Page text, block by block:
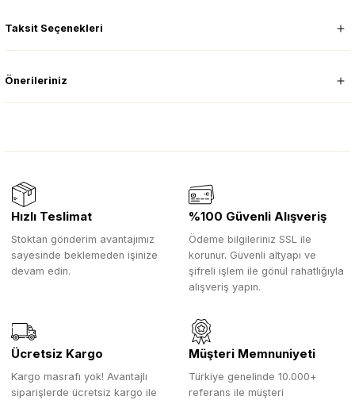
Taksit Seçenekleri
Önerileriniz
Hızlı Teslimat
Stoktan gönderim avantajımız
sayesinde beklemeden işinize
devam edin.
%100 Güvenli Alışveriş
Ödeme bilgileriniz SSL ile
korunur. Güvenli altyapı ve
şifreli işlem ile gönül rahatlığıyla
alışveriş yapın.
Ücretsiz Kargo
Kargo masrafı yok! Avantajlı
siparişlerde ücretsiz kargo ile
Müşteri Memnuniyeti
Türkiye genelinde 10.000+
referans ile müşteri